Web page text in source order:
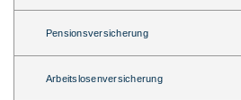
Pensionsversicherung
Arbeitslosenversicherung